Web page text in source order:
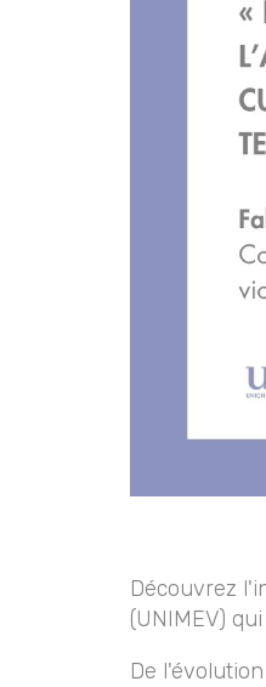
Découvrez
(UNIMEV)
De